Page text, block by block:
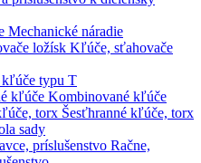
Mechanické náradie
Kľúče, sťahovače
kľúče typu T
Kombinované kľúče
Šesťhranné kľúče, torx
sady
Račne,